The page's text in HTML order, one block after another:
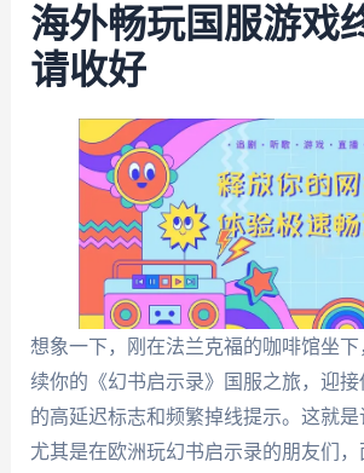
海外畅玩国服游戏
请收好
想象一下，刚在法兰克福的咖啡馆坐
续你的《幻书启示录》国服之旅，迎
的高延迟标志和频繁掉线提示。这就是
尤其是在欧洲玩幻书启示录的朋友们，